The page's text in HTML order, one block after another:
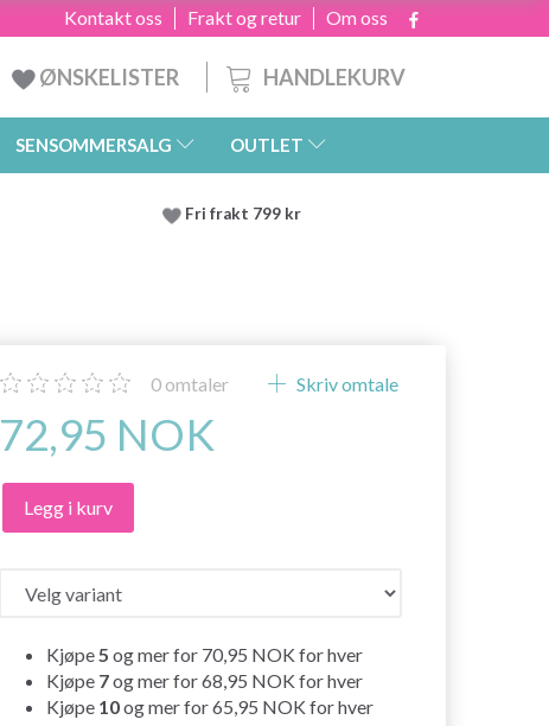
Om oss
Frakt og retur
Kontakt oss
HANDLEKURV
ØNSKELISTER
SENSOMMERSALG OUTLET
Fri frakt 799 kr
0 omtaler Skriv omtale
72,95 NOK
Legg i kurv
Kjøpe5 og mer for 70,95 NOKfor hver
Kjøpe 7og mer for68,95 NOKfor hver
Kjøpe 10og mer for65,95 NOKfor hver